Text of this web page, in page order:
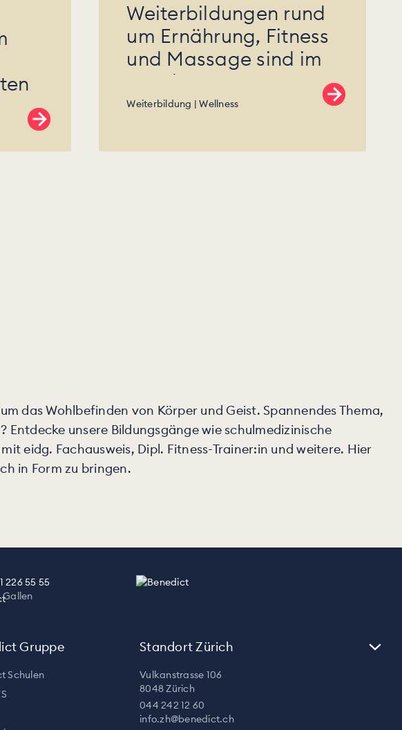
Weiterbildungen rund
um Ernährung, Fitness
und Massage sind im
Trend.
Weiterbildung Wellness
das Wohlbefinden von Körper und Geist. Spannendes Thema,
unsere Bildungsgänge wie schulmedizinische
eidg. Fachausweis, Dipl. Fitness-Trainer:in und weitere. Hier
in Form zu bringen.
226 55 55
Gallen
Gruppe
Schulen
Standort Zürich
Vulkanstrasse 106
8048 Zürich
044 242 12 60
info.zh@benedict.ch